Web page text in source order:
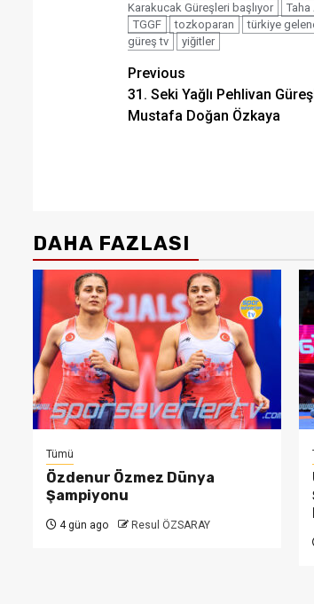
Karakucak Güreşleri başlıyor
TGGF
tozkoparan türkiye
güreş tv
yiğitler
Post
navigation
Previous
31. Seki Yağlı Pehlivan
Mustafa Doğan Özkaya
DAHA FAZLASI
Tümü
Özdenur Özmez Dünya
Şampiyonu
4 gün ago Resul ÖZSARAY